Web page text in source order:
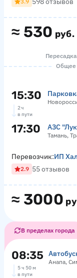
≈ 530 руб.
Общее
15:30
2 ч
в пути
17:30 АЗС
Тамань,
≈ 3000
Перевозчик:ИП
2.9 55 отзывов
В пределах города
08:35 Анапа,
5 ч 50 м
в пути